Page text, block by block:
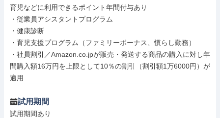
育児などに利用できるポイント年間付与あり
・従業員アシスタントプログラム
・健康診断
・育児支援プログラム（ファミリーボーナス、慣らし勤務）
・社員割引／Amazon.co.jpが販売・発送する商品の購入に対し年
間購入額16万円を上限として10％の割引（割引額1万6000円）が
適用
試用期間
試用期間あり